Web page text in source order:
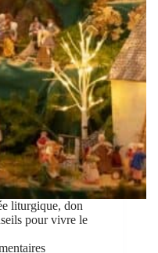
liturgique, don
pour vivre le